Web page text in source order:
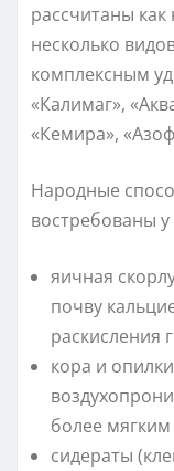
рассчитаны как
несколько
комплексным
«Калимаг»,
«Кемира»,
Народные
востребованы
яичная
почву
раскисления
кора и
более
сидераты